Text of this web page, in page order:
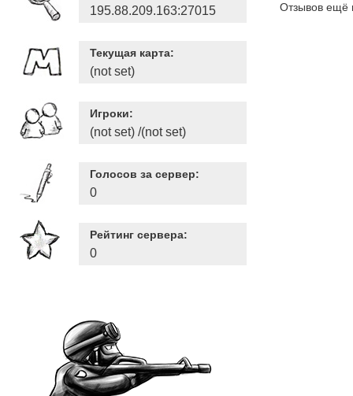
195.88.209.163:27015
Текущая карта:
(not set)
Игроки:
(not set) /(not set)
Голосов за сервер:
0
Рейтинг сервера:
0
Отзывов ещё